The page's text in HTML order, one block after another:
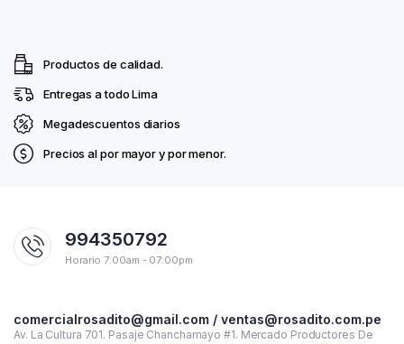
Productos de calidad.
Entregas a todo Lima
Megadescuentos diarios
Precios al por mayor y por menor.
994350792
Horario 7:00am - 07:00pm
comercialrosadito@gmail.com / ventas@rosadito.com.pe
Av. La Cultura 701. Pasaje Chanchamayo #1. Mercado Productores De